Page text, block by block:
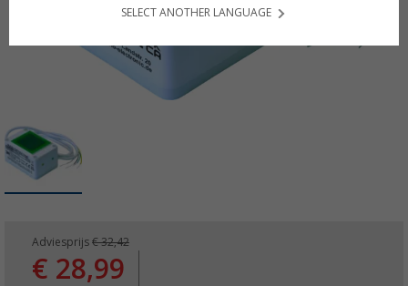
Adviesprijs € 32,42
€ 28,99
SELECT ANOTHER LANGUAGE